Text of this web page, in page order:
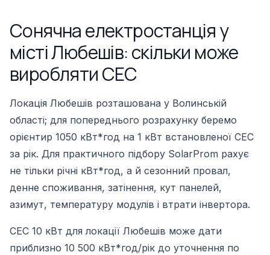
Сонячна електростанція у
місті Любешів: скільки може
виробляти СЕС
Локація Любешів розташована у Волинській
області; для попереднього розрахунку беремо
орієнтир 1050 кВт*год на 1 кВт встановленої СЕС
за рік. Для практичного підбору SolarProm рахує
не тільки річні кВт*год, а й сезонний провал,
денне споживання, затінення, кут панелей,
азимут, температуру модулів і втрати інвертора.
СЕС 10 кВт для локації Любешів може дати
приблизно 10 500 кВт*год/рік до уточнення по